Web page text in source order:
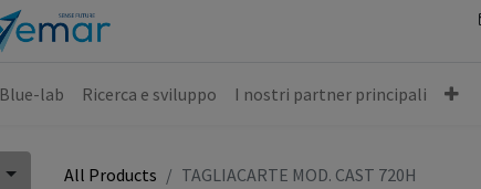
Blue-lab Ricerca e sviluppo I nostri partner principali
All Products TAGLIACARTE MOD. CAST 720H